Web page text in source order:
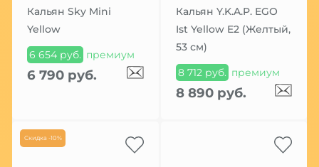
Кальян Sky Mini
Yellow
6 654 руб. премиум
6 790 руб.
Кальян Y.K.A.P. EGO
Ist Yellow E2 (Желтый,
53 см)
8 712 руб. премиум
8 890 руб.
Скидка -10%